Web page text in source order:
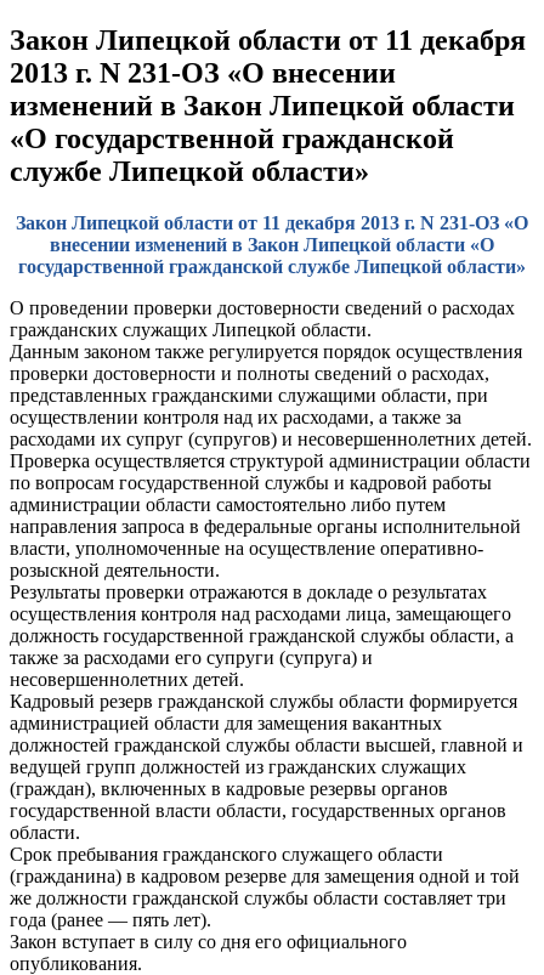
Закон Липецкой области от 11 декабря
2013 г. N 231-ОЗ «О внесении
изменений в Закон Липецкой области
«О государственной гражданской
службе Липецкой области»
Закон Липецкой области от 11 декабря 2013 г. N 231-ОЗ «О
внесении изменений в Закон Липецкой области «О
государственной гражданской службе Липецкой области»
О проведении проверки достоверности сведений о расходах
гражданских служащих Липецкой области.
Данным законом также регулируется порядок осуществления
проверки достоверности и полноты сведений о расходах,
представленных гражданскими служащими области, при
осуществлении контроля над их расходами, а также за
расходами их супруг (супругов) и несовершеннолетних детей.
Проверка осуществляется структурой администрации области
по вопросам государственной службы и кадровой работы
администрации области самостоятельно либо путем
направления запроса в федеральные органы исполнительной
власти, уполномоченные на осуществление оперативно-
розыскной деятельности.
Результаты проверки отражаются в докладе о результатах
осуществления контроля над расходами лица, замещающего
должность государственной гражданской службы области, а
также за расходами его супруги (супруга) и
несовершеннолетних детей.
Кадровый резерв гражданской службы области формируется
администрацией области для замещения вакантных
должностей гражданской службы области высшей, главной и
ведущей групп должностей из гражданских служащих
(граждан), включенных в кадровые резервы органов
государственной власти области, государственных органов
области.
Срок пребывания гражданского служащего области
(гражданина) в кадровом резерве для замещения одной и той
же должности гражданской службы области составляет три
года (ранее — пять лет).
Закон вступает в силу со дня его официального
опубликования.